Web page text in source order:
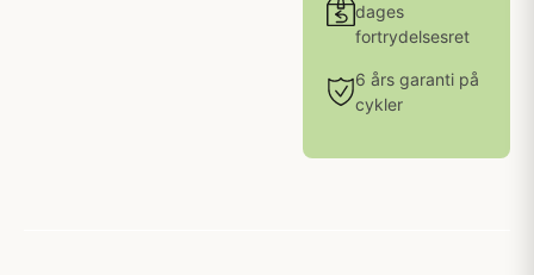
dages
fortrydelsesret
6 års garanti på
cykler